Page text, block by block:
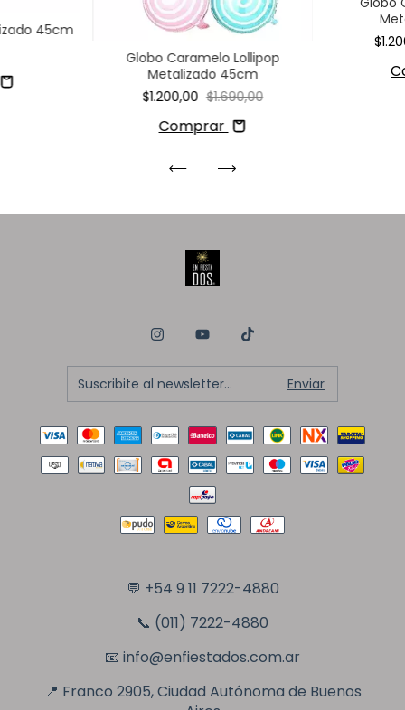
45cm
Globo Caramelo Lollipop
Metalizado 45cm
$1.200,00 $1.690,00
Comprar
💬 +54 9 11 7222-4880
📞 (011) 7222-4880
📧 info@enfiestados.com.ar
📍 Franco 2905, Ciudad Autónoma de Buenos